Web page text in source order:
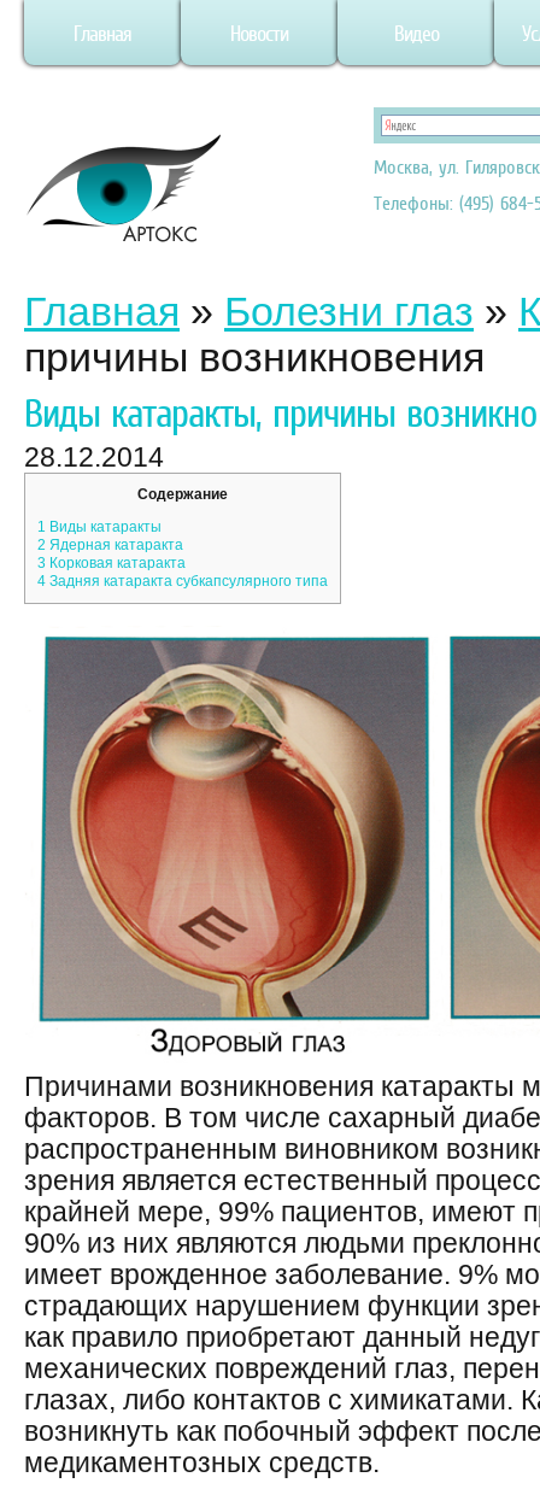
Главная Новости Видео
Москва, ул.
Телефоны: (495) 684-
Главная » Болезни глаз »
причины возникновения
Виды катаракты, причины
28.12.2014
Содержание
1 Виды катаракты
2 Ядерная катаракта
3 Корковая катаракта
4 Задняя катаракта субкапсулярного типа
Причинами возникновения катаракты
факторов. В том числе сахарный
распространенным виновником
зрения является естественный
крайней мере, 99% пациентов, имеют
90% из них являются людьми
имеет врожденное заболевание. 9%
страдающих нарушением функции
как правило приобретают данный
механических повреждений глаз,
глазах, либо контактов с химикатами.
возникнуть как побочный эффект
медикаментозных средств.